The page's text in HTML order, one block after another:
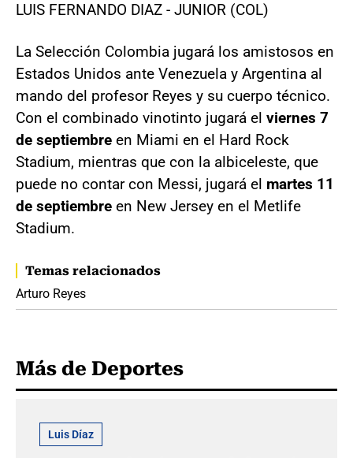
LUIS FERNANDO DIAZ - JUNIOR (COL)
La Selección Colombia jugará los amistosos en
Estados Unidos ante Venezuela y Argentina al
mando del profesor Reyes y su cuerpo técnico.
Con el combinado vinotinto jugará el viernes 7
de septiembre en Miami en el Hard Rock
Stadium, mientras que con la albiceleste, que
puede no contar con Messi, jugará el martes 11
de septiembre en New Jersey en el Metlife
Stadium.
Temas relacionados
Arturo Reyes
Más de Deportes
Luis Díaz